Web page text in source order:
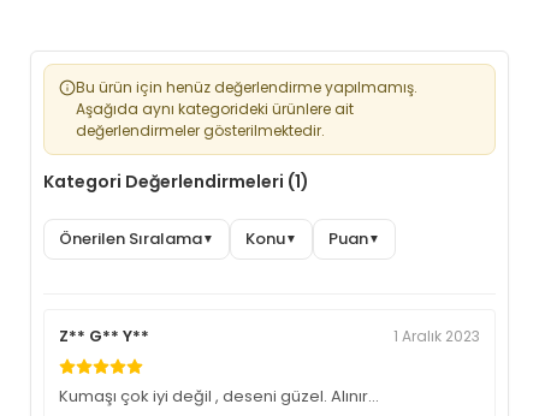
Bu ürün için henüz değerlendirme yapılmamış.
Aşağıda aynı kategorideki ürünlere ait
değerlendirmeler gösterilmektedir.
Kategori Değerlendirmeleri (1)
Önerilen Sıralama▼ Konu▼ Puan▼
Z** G** Y** 1 Aralık 2023
Kumaşı çok iyi değil , deseni güzel. Alınır…